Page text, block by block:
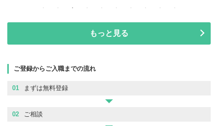
もっと見る
ご登録からご入職までの流れ
01 まずは無料登録
02 ご相談